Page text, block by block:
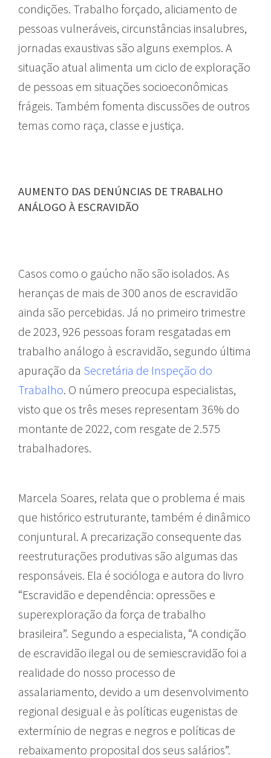
condições. Trabalho forçado, aliciamento de
pessoas vulneráveis, circunstâncias insalubres,
jornadas exaustivas são alguns exemplos. A
situação atual alimenta um ciclo de exploração
de pessoas em situações socioeconômicas
frágeis. Também fomenta discussões de outros
temas como raça, classe e justiça.
AUMENTO DAS DENÚNCIAS DE TRABALHO
ANÁLOGO À ESCRAVIDÃO
Casos como o gaúcho não são isolados. As
heranças de mais de 300 anos de escravidão
ainda são percebidas. Já no primeiro trimestre
de 2023, 926 pessoas foram resgatadas em
trabalho análogo à escravidão, segundo última
apuração da Secretária de Inspeção do
Trabalho. O número preocupa especialistas,
visto que os três meses representam 36% do
montante de 2022, com resgate de 2.575
trabalhadores.
Marcela Soares, relata que o problema é mais
que histórico estruturante, também é dinâmico
conjuntural. A precarização consequente das
reestruturações produtivas são algumas das
responsáveis. Ela é socióloga e autora do livro
“Escravidão e dependência: opressões e
superexploração da força de trabalho
brasileira”. Segundo a especialista, “A condição
de escravidão ilegal ou de semiescravidão foi a
realidade do nosso processo de
assalariamento, devido a um desenvolvimento
regional desigual e às políticas eugenistas de
extermínio de negras e negros e políticas de
rebaixamento proposital dos seus salários”.